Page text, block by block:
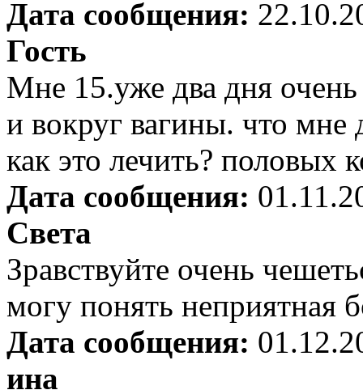
Дата сообщения:
Гость
Мне 15.уже два дня
и вокруг вагины. что мне
как это лечить? половых
Дата сообщения:
Света
Зравствуйте очень
могу понять неприятная
Дата сообщения:
ина